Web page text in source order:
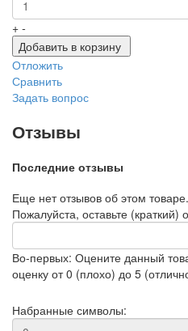
+ -
Добавить в корзину
Отложить
Сравнить
Задать вопрос
Отзывы
Последние отзывы
Еще нет отзывов об этом товаре.
Пожалуйста, оставьте
Во-первых: Оцените данный
оценку от 0 (плохо) до 5
Набранные символы: